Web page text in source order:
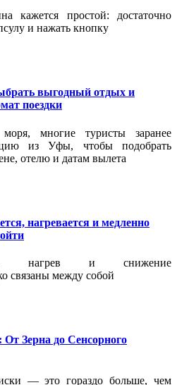
кажется простой: достаточно
и нажать кнопку
выгодный отдых и
поездки
многие туристы заранее
из Уфы, чтобы подобрать
отелю и датам вылета
нагревается и медленно
нагрев и снижение
связаны между собой
Зерна до Сенсорного
— это гораздо больше, чем